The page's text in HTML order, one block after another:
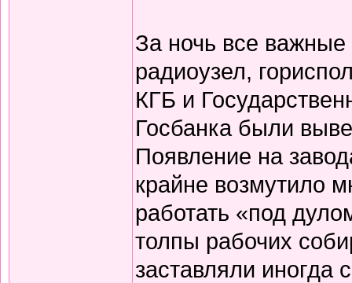
За ночь все важные
радиоузел,
КГБ и
Госбанка были
Появление на
крайне возмутило
работать «под
толпы рабочих
заставляли иногда